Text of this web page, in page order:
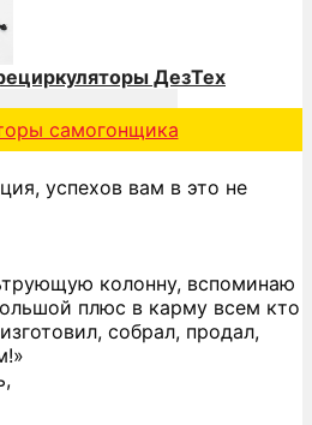
ДезТех
самогонщика
успехов вам в это не
колонну, вспоминаю
плюс в карму всем кто
собрал, продал,